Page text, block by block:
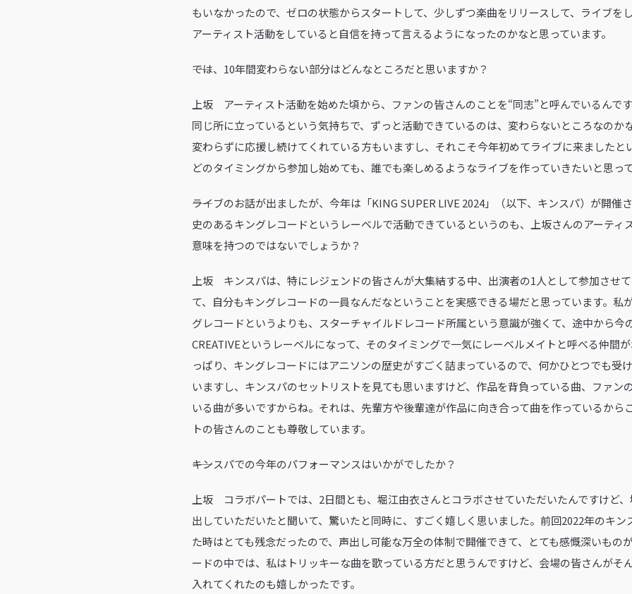
もいなかったので、ゼロの状態からスタートして、少しずつ楽曲をリリースして、ライブを
アーティスト活動をしていると自信を持って言えるようになったのかなと思っています。
――では、10年間変わらない部分はどんなところだと思いますか？
上坂 アーティスト活動を始めた頃から、ファンの皆さんのことを“同志”と呼んでいるんで
同じ所に立っているという気持ちで、ずっと活動できているのは、変わらないところなのか
変わらずに応援し続けてくれている方もいますし、それこそ今年初めてライブに来ましたと
どのタイミングから参加し始めても、誰でも楽しめるようなライブを作っていきたいと思っ
――ライブのお話が出ましたが、今年は「KING SUPER LIVE 2024」（以下、キンスパ）が開催
史のあるキングレコードというレーベルで活動できているというのも、上坂さんのアーティ
意味を持つのではないでしょうか？
上坂 キンスパは、特にレジェンドの皆さんが大集結する中、出演者の1人として参加させ
て、自分もキングレコードの一員なんだなということを実感できる場だと思っています。私
グレコードというよりも、スターチャイルドレコード所属という意識が強くて、途中から今
CREATIVEというレーベルになって、そのタイミングで一気にレーベルメイトと呼べる仲間
っぱり、キングレコードにはアニソンの歴史がすごく詰まっているので、何かひとつでも受
いますし、キンスパのセットリストを見ても思いますけど、作品を背負っている曲、ファン
いる曲が多いですからね。それは、先輩方や後輩達が作品に向き合って曲を作っているから
トの皆さんのことも尊敬しています。
――キンスパでの今年のパフォーマンスはいかがでしたか？
上坂 コラボパートでは、2日間とも、堀江由衣さんとコラボさせていただいたんですけど
出していただいたと聞いて、驚いたと同時に、すごく嬉しく思いました。前回2022年のキン
た時はとても残念だったので、声出し可能な万全の体制で開催できて、とても感慨深いもの
ードの中では、私はトリッキーな曲を歌っている方だと思うんですけど、会場の皆さんがそ
入れてくれたのも嬉しかったです。